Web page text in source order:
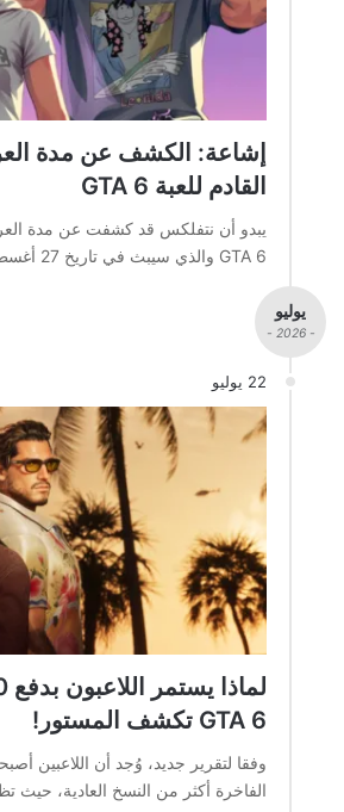
إشاعة: الكشف عن مدة
القادم للعبة GTA 6
يبدو أن نتفلكس قد كشفت عن مدة
GTA 6 والذي سيبث في تاريخ 27 أغسطس الجاري…
يوليو
- 2026 -
22 يوليو
GTA 6 تكشف المستور!
وفقا لتقرير جديد، وُجد أن اللاعبين
الفاخرة أكثر من النسخ العادية، حيث